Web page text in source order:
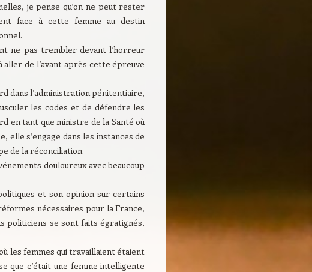
je pense qu’on ne peut rester
face à cette femme au destin
ne pas trembler devant l’horreur
aller de l’avant après cette épreuve
dans l’administration pénitentiaire,
les codes et de défendre les
en tant que ministre de la Santé où
s’engage dans les instances de
de la réconciliation.
douloureux avec beaucoup
et son opinion sur certains
nécessaires pour la France,
politiciens se sont faits égratignés,
les femmes qui travaillaient étaient
que c’était une femme intelligente